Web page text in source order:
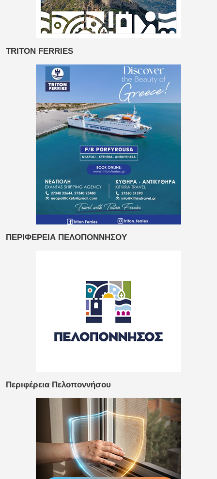
TRITON FERRIES
ΠΕΡΙΦΕΡΕΙΑ ΠΕΛΟΠΟΝΝΗΣΟΥ
Περιφέρεια Πελοποννήσου